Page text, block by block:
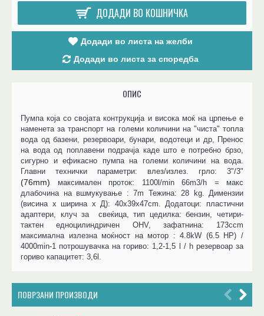
ДОДАДИ ВО КОШНИЧКА
Додади во листа на желби
Додади во листа за споредба
ОПИС
Пумпа која со својата контрукција и висока моќ на црпење е
наменета за транспорт на големи количини на "чиста" топла
вода од базени, резервоари, бунари, водотеци и др, Пренос
на вода од поплавени подрачја каде што е потребно брзо,
сигурно и ефикасно пумпа на големи количини на вода.
Главни технички параметри: влез/излез. грло: 3"/3"
(76mm) максимален проток: 1100l/min 66m3/h = макс
длабочина на вшмукување : 7m Тежина: 28 kg. Димензии
(висина х ширина x Д): 40x39x47cm. Додатоци: пластични
адаптери, клуч за свеќица, тип цедилка: бензин, четири-
тактен едноцилиндричен OHV, зафатнина: 173ccm
максимална излезна моќност на мотор : 4.8kW (6.5 HP) /
4000min-1 потрошувачка на гориво: 1,2-1,5 l / h резервоар за
гориво капацитет: 3,6l.
ПОВРЗАНИ ПРОИЗВОДИ